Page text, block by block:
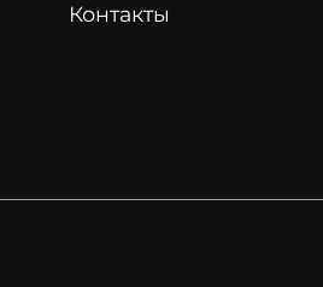
Контакты